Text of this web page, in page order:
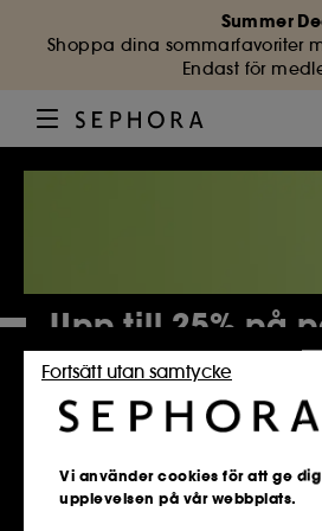
Summer
Shoppa dina sommarfavoriter
Endast för
Upp till 25% på
4 884 Produkter
Vi använder cookies för att ge
upplevelsen på vår webbplats.
Fortsätt utan samtycke